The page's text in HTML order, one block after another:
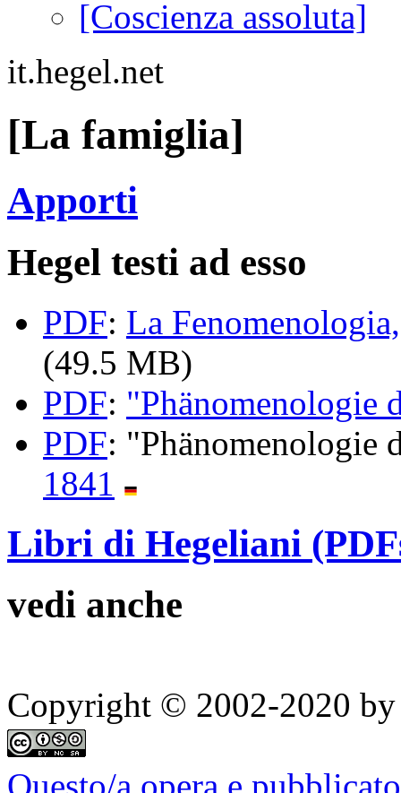
[Coscienza assoluta]
it.hegel.net
[La famiglia]
Apporti
Hegel testi ad esso
PDF: La
(49.5 MB)
PDF: "Phänomenologie
PDF: "Phänomenologie
1841
Libri di Hegeliani
vedi anche
Copyright © 2002-2020 by